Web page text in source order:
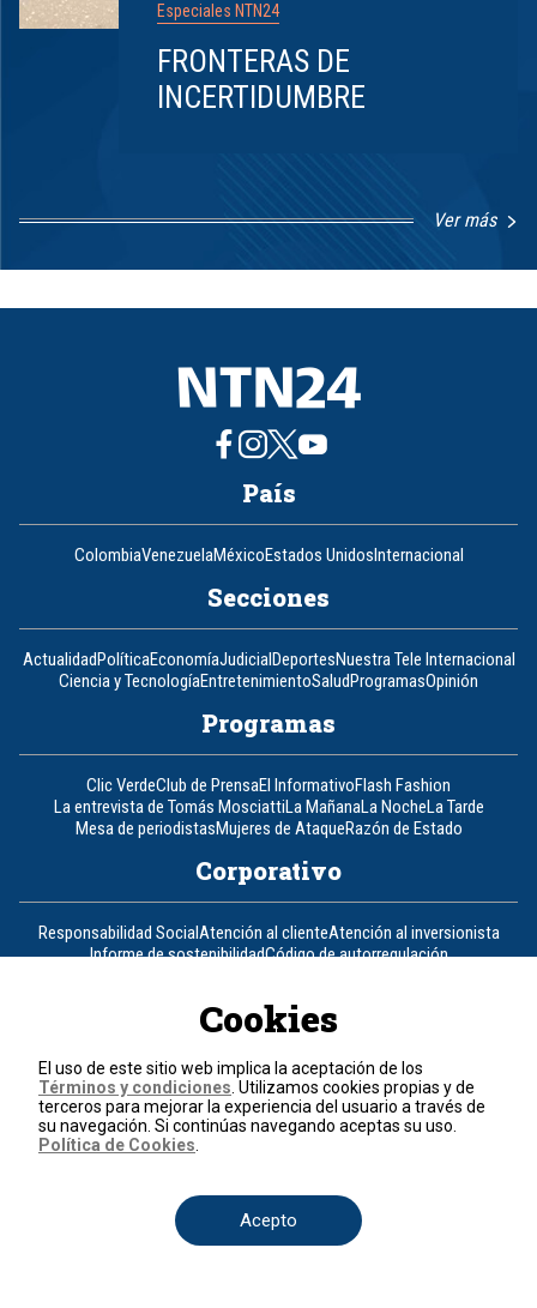
Especiales NTN24
FRONTERAS DE
INCERTIDUMBRE
Ver más
1
8
País
ColombiaVenezuelaMéxicoEstados UnidosInternacional
Secciones
ActualidadPolíticaEconomíaJudicialDeportesNuestra Tele Internacional
Ciencia y TecnologíaEntretenimientoSaludProgramasOpinión
Programas
Clic VerdeClub de PrensaEl InformativoFlash Fashion
La entrevista de Tomás MosciattiLa MañanaLa NocheLa Tarde
Mesa de periodistasMujeres de AtaqueRazón de Estado
Corporativo
Responsabilidad SocialAtención al clienteAtención al inversionista
Informe de sostenibilidadCódigo de autorregulación
Visite también
Canal RCNNoticias RCNRCN RadioLa RepúblicaRCN Comerciales
Nuestra Tele InternacionalNovelasFidesTDT
Un producto de RCN TelevisiónRCN Total
Teléfono +57 (601) 426 92 92
Cookies
El uso de este sitio web implica la aceptación de los
Términos y condiciones . Utilizamos cookies propias y de
terceros para mejorar la experiencia del usuario a través de
su navegación. Si continúas navegando aceptas su uso.
Política de Cookies
Acepto